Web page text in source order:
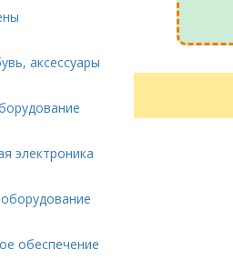
аксессуары
электроника
обеспечение